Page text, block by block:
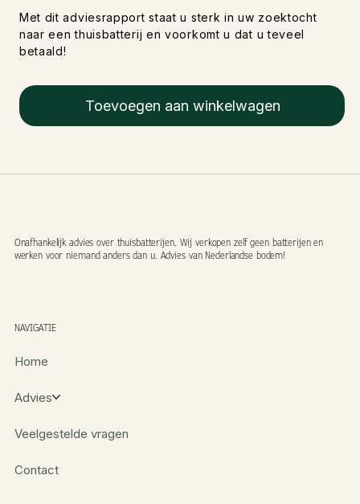
Met dit adviesrapport staat u sterk in uw zoektocht
naar een thuisbatterij en voorkomt u dat u teveel
betaald!
Toevoegen aan winkelwagen
NAVIGATIE
Onafhankelijk advies over thuisbatterijen. Wij verkopen zelf geen batterijen en
werken voor niemand anders dan u. Advies van Nederlandse bodem!
Home
Advies
Veelgestelde vragen
Contact